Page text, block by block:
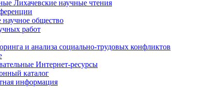
Лихачевские научные чтения
научное общество
работ
и анализа социально-трудовых конфликтов
Интернет-ресурсы
каталог
информация